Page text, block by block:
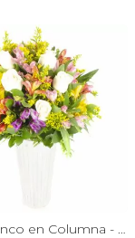
Ángel Blanco en Columna - Rosas ecuatorianas blancas y mix de Astromelias